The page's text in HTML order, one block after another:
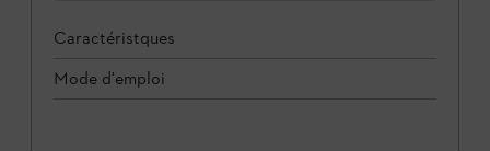
Caractéristques
Mode d'emploi